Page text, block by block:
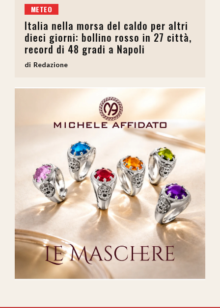
METEO
Italia nella morsa del caldo per altri
dieci giorni: bollino rosso in 27 città,
record di 48 gradi a Napoli
Redazione